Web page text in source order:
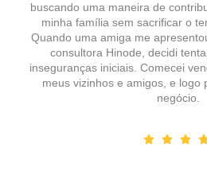
buscando uma maneira de
minha família sem sacrificar o
Quando uma amiga me
consultora Hinode, decidi
inseguranças iniciais. Comecei
meus vizinhos e amigos, e logo
negócio.